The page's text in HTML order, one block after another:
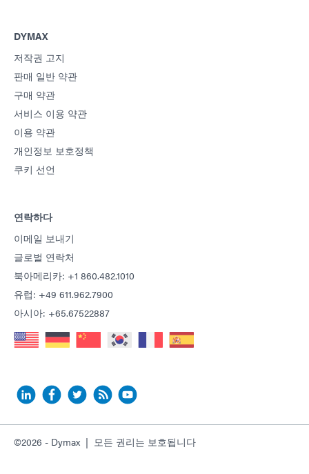
가이드: 분배 장비(아메리카|ES)
가이드: UV 경화 기술(EN)
DYMAX
저작권 고지
판매 일반 약관
구매 약관
서비스 이용 약관
이용 약관
개인정보 보호정책
쿠키 선언
연락하다
이메일 보내기
글로벌 연락처
북아메리카: +1 860.482.1010
유럽: +49 611.962.7900
아시아: +65.67522887
©2026 - Dymax | 모든 권리는 보호됩니다